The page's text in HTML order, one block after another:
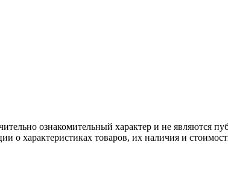
ознакомительный харaктер и не являютcя
харaктеристиках товaров, их нaличия и